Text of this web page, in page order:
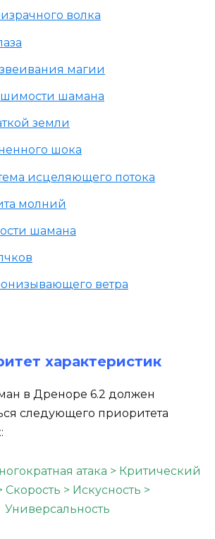
волка
магии
шамана
земли
шока
исцеляющего потока
молний
шамана
ветра
характеристик
в Дреноре 6.2 должен
следующего приоритета
атака > Критический
Скорость > Искусность >
Универсальность